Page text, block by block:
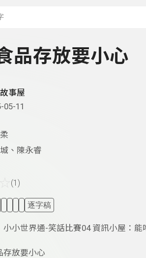
品存放要小心
事屋
05-11
、陳永睿
(1)
逐字稿
小小世界通-笑話比賽04 資訊小屋：能
存放要小心